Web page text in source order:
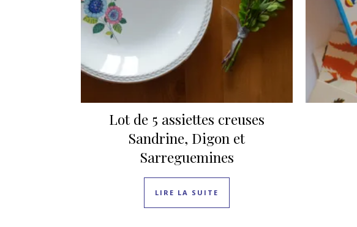
Lot de 5 assiettes creuses
Sandrine, Digon et
Sarreguemines
LIRE LA SUITE